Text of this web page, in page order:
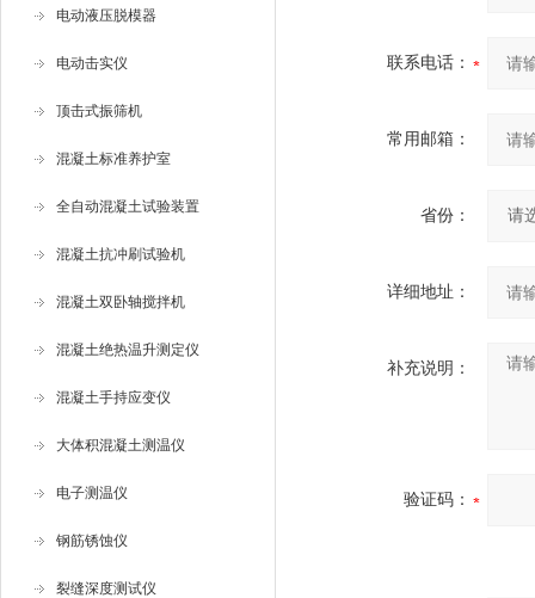
电动液压脱模器
电动击实仪
顶击式振筛机
混凝土标准养护室
全自动混凝土试验装置
混凝土抗冲刷试验机
混凝土双卧轴搅拌机
混凝土绝热温升测定仪
混凝土手持应变仪
大体积混凝土测温仪
电子测温仪
钢筋锈蚀仪
裂缝深度测试仪
联系电话：
常用邮箱：
省份：
详细地址：
补充说明：
验证码：